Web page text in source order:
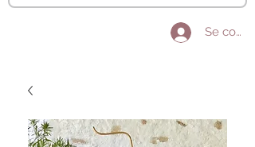
Se